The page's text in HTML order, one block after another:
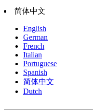
简体中文
English
German
French
Italian
Portuguese
Spanish
简体中文
Dutch